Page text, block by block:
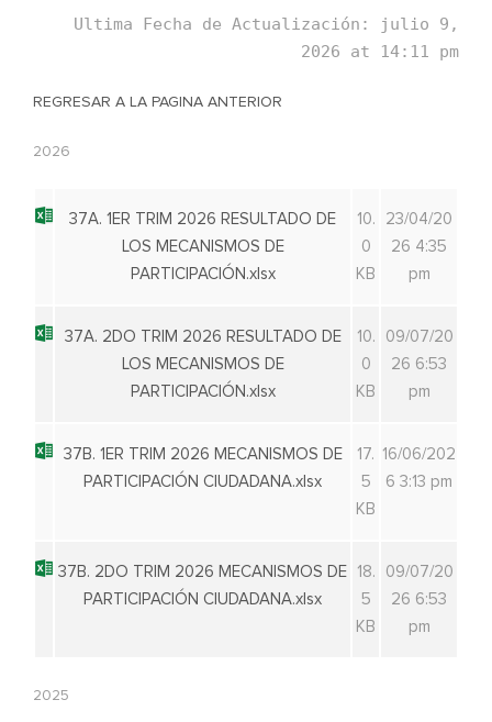
Ultima Fecha de Actualización: julio 9,
2026 at 14:11 pm
REGRESAR A LA PAGINA ANTERIOR
2026
37A. 1ER TRIM 2026 RESULTADO DE
LOS MECANISMOS DE
PARTICIPACIÓN.xlsx
10.
0
KB
23/04/20
26 4:35
pm
37A. 2DO TRIM 2026 RESULTADO DE
LOS MECANISMOS DE
PARTICIPACIÓN.xlsx
10.
0
KB
09/07/20
26 6:53
pm
37B. 1ER TRIM 2026 MECANISMOS DE
PARTICIPACIÓN CIUDADANA.xlsx
17.
5
KB
16/06/202
6 3:13 pm
37B. 2DO TRIM 2026 MECANISMOS DE
PARTICIPACIÓN CIUDADANA.xlsx
18.
5
KB
09/07/20
26 6:53
pm
2025